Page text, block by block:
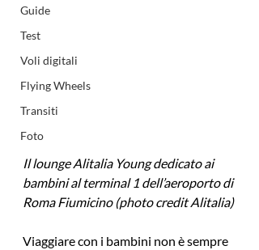
Guide
Test
Voli digitali
Flying Wheels
Transiti
Foto
Il lounge Alitalia Young dedicato ai
bambini al terminal 1 dell’aeroporto di
Roma Fiumicino (photo credit Alitalia)
Viaggiare con i bambini non è sempre